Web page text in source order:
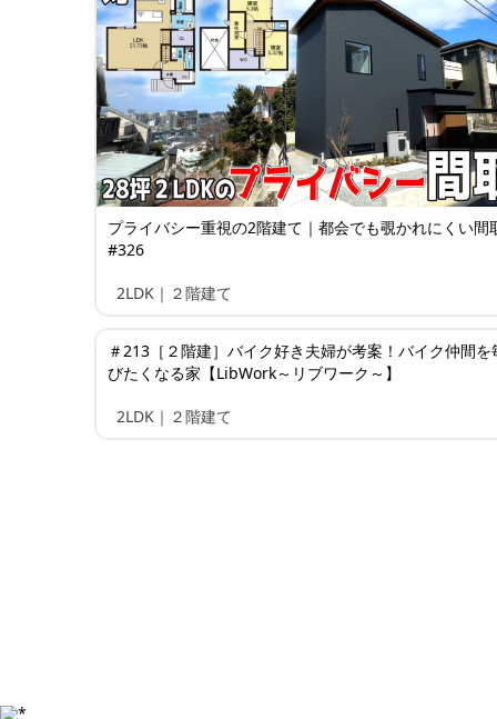
プライバシー重視の2階建て｜都会でも覗かれにくい間
#326
2LDK｜２階建て
＃213［２階建］バイク好き夫婦が考案！バイク仲間を
びたくなる家【LibWork～リブワーク～】
2LDK｜２階建て